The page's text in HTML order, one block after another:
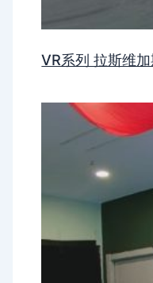
VR系列 拉斯维